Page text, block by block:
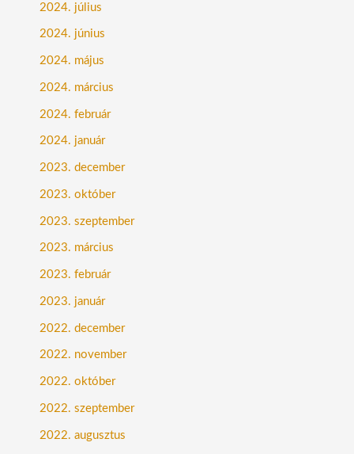
2024. július
2024. június
2024. május
2024. március
2024. február
2024. január
2023. december
2023. október
2023. szeptember
2023. március
2023. február
2023. január
2022. december
2022. november
2022. október
2022. szeptember
2022. augusztus